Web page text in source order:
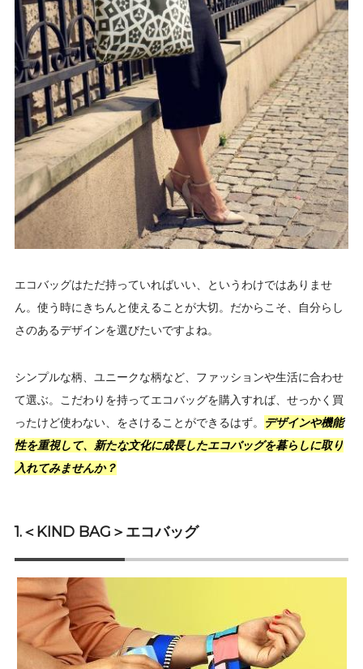
エコバッグはただ持っていればいい、というわけではありませ
ん。使う時にきちんと使えることが大切。だからこそ、自分らし
さのあるデザインを選びたいですよね。
シンプルな柄、ユニークな柄など、ファッションや生活に合わせ
て選ぶ。こだわりを持ってエコバッグを購入すれば、せっかく買
ったけど使わない、をさけることができるはず。
デザインや機能
性を重視して、新たな文化に成長したエコバッグを暮らしに取り
入れてみませんか？
1.＜KIND BAG＞エコバッグ